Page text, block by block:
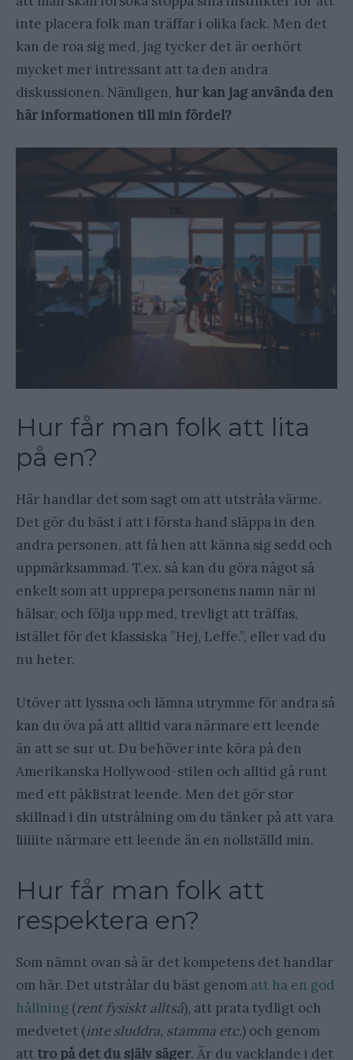
inte placera folk man träffar i olika fack. Men det
kan de roa sig med, jag tycker det är oerhört
mycket mer intressant att ta den andra
diskussionen. Nämligen, hur kan jag använda den
här informationen till min fördel?
Hur får man folk att lita
på en?
Här handlar det som sagt om att utstråla värme.
Det gör du bäst i att i första hand släppa in den
andra personen, att få hen att känna sig sedd och
uppmärksammad. T.ex. så kan du göra något så
enkelt som att upprepa personens namn när ni
hälsar, och följa upp med, trevligt att träffas,
istället för det klassiska ”Hej, Leffe.”, eller vad du
nu heter.
Utöver att lyssna och lämna utrymme för andra så
kan du öva på att alltid vara närmare ett leende
än att se sur ut. Du behöver inte köra på den
Amerikanska Hollywood-stilen och alltid gå runt
med ett påklistrat leende. Men det gör stor
skillnad i din utstrålning om du tänker på att vara
liiiiite närmare ett leende än en nollställd min.
Hur får man folk att
respektera en?
Som nämnt ovan så är det kompetens det handlar
om här. Det utstrålar du bäst genom att ha en god
hållning (rent fysiskt alltså), att prata tydligt och
medvetet (inte sluddra, stamma etc.) och genom
att tro på det du själv säger. Är du vacklande i det